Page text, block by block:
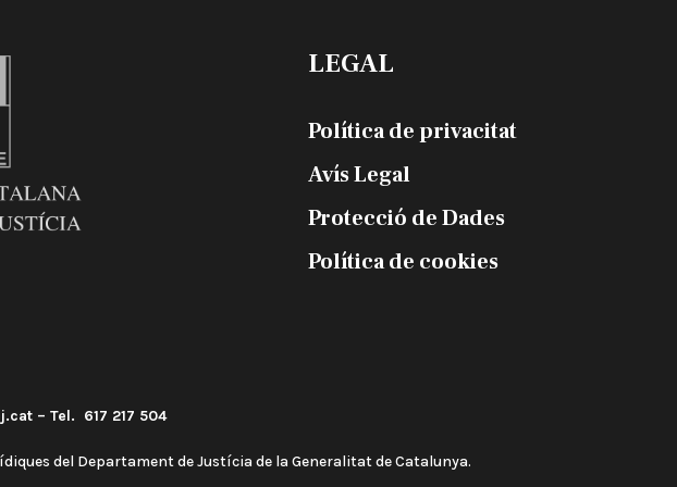
LEGAL
Política de privacitat
Avís Legal
Protecció de Dades
Política de cookies
– Tel. 617 217 504
del Departament de Justícia de la Generalitat de Catalunya.